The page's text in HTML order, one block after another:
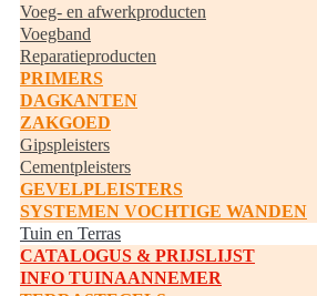
Voeg- en afwerkproducten
Voegband
Reparatieproducten
PRIMERS
DAGKANTEN
ZAKGOED
Gipspleisters
Cementpleisters
GEVELPLEISTERS
SYSTEMEN VOCHTIGE WANDEN
Tuin en Terras
CATALOGUS & PRIJSLIJST
INFO TUINAANNEMER